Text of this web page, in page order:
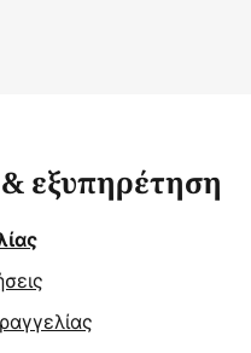
εξυπηρέτηση